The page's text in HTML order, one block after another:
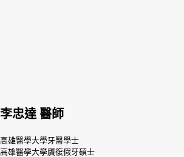
李忠達 醫師
高雄醫學大學牙醫學士
高雄醫學大學贋復假牙碩士